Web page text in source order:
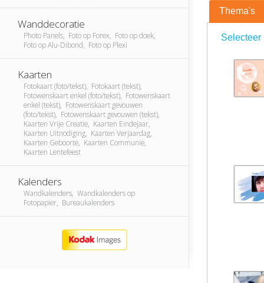
Wanddecoratie
Photo Panels, Foto op Forex, Foto op doek,
Foto op Alu-Dibond, Foto op Plexi
Kaarten
Fotokaart (foto/tekst), Fotokaart (tekst),
Fotowenskaart enkel (foto/tekst), Fotowenskaart
enkel (tekst), Fotowenskaart gevouwen
(foto/tekst), Fotowenskaart gevouwen (tekst),
Kaarten Vrije Creatie, Kaarten Eindejaar,
Kaarten Uitnodiging, Kaarten Verjaardag,
Kaarten Geboorte, Kaarten Communie,
Kaarten Lentefeest
Kalenders
Wandkalenders, Wandkalenders op
Fotopapier, Bureaukalenders
Thema's
Selecteer